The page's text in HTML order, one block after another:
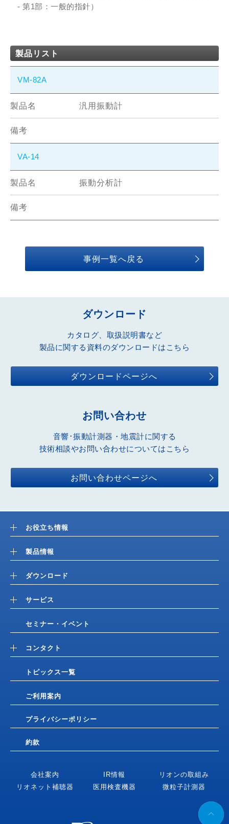
- 第1部：一般的指針）
製品リスト
VM-82A
汎用振動計
VA-14
振動分析計
事例一覧へ戻る
ダウンロード
カタログ、取扱説明書など
製品に関する資料のダウンロードはこちら
ダウンロードページへ
お問い合わせ
音響･振動計測器・地震計に関する
技術相談やお問い合わせについてはこちら
お問い合わせページへ
お役立ち情報
製品情報
ダウンロード
サービス
セミナー・イベント
コンタクト
トピックス一覧
ご利用案内
プライバシーポリシー
約款
会社案内 IR情報
リオンの取組み
リオネット補聴器
医用検査機器 微粒子計測器